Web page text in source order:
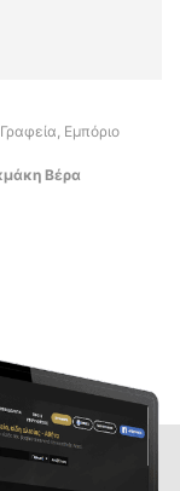
Εμπόριο
Βέρα